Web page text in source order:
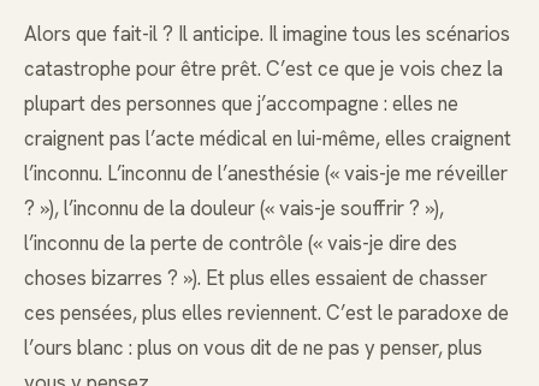
Alors que fait-il ? Il anticipe. Il imagine tous les scénarios
catastrophe pour être prêt. C’est ce que je vois chez la
plupart des personnes que j’accompagne : elles ne
craignent pas l’acte médical en lui-même, elles craignent
l’inconnu. L’inconnu de l’anesthésie (« vais-je me réveiller
? »), l’inconnu de la douleur (« vais-je souffrir ? »),
l’inconnu de la perte de contrôle (« vais-je dire des
choses bizarres ? »). Et plus elles essaient de chasser
ces pensées, plus elles reviennent. C’est le paradoxe de
l’ours blanc : plus on vous dit de ne pas y penser, plus